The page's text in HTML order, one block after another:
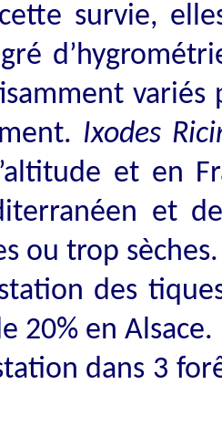
survie,
Ixodes
et en
et
ou trop sèches.
des
20% en Alsace.
dans 3